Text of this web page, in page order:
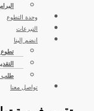
وحدة التطوع
التبرعات
انضم إلينا
تطوع
طلب
تواصل معنا